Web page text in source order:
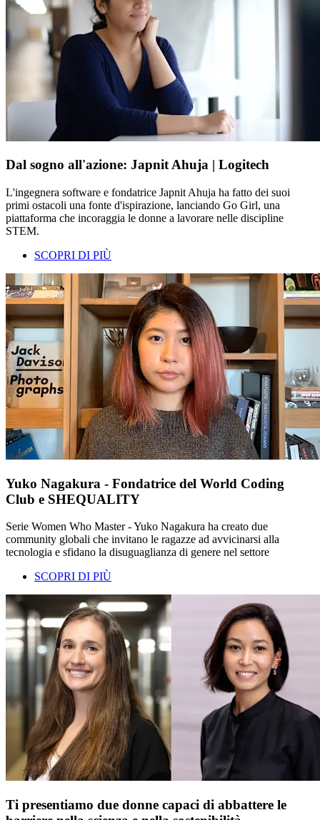
Dal sogno all'azione: Japnit Ahuja | Logitech
L'ingegnera software e fondatrice Japnit Ahuja ha fatto dei suoi
primi ostacoli una fonte d'ispirazione, lanciando Go Girl, una
piattaforma che incoraggia le donne a lavorare nelle discipline
STEM.
SCOPRI DI PIÙ
Yuko Nagakura - Fondatrice del World Coding
Club e SHEQUALITY
Serie Women Who Master - Yuko Nagakura ha creato due
community globali che invitano le ragazze ad avvicinarsi alla
tecnologia e sfidano la disuguaglianza di genere nel settore
SCOPRI DI PIÙ
Ti presentiamo due donne capaci di abbattere le